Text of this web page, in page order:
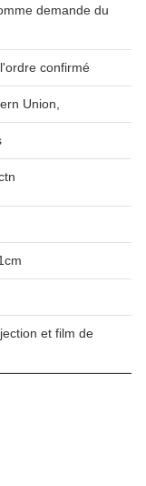
demande du
confirmé
Union,
et film de